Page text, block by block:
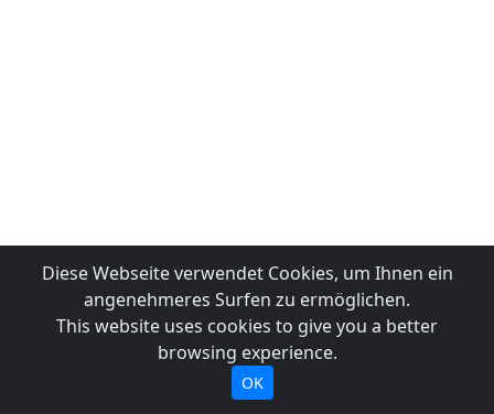
Diese Webseite verwendet Cookies, um Ihnen ein
angenehmeres Surfen zu ermöglichen.
This website uses cookies to give you a better
browsing experience.
OK